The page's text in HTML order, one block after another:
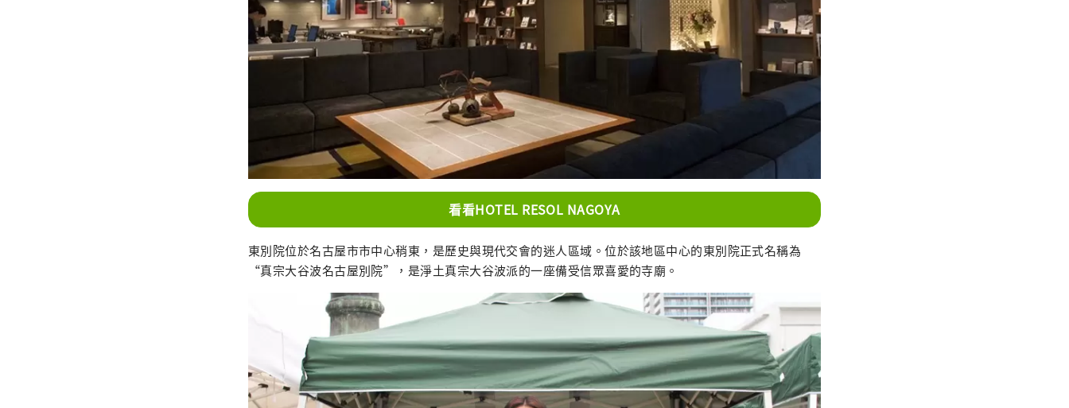
自桃岳的溪流。 春、夏、秋、冬四季景色各有不同，每次來都有新的感受。 蘊含在水中
的人們的情感，以及由此孕育的產業與文化。 岐阜雷索爾飯店重視人與水的關係。 里索
爾酒店的故事與小鎮和人民交織在一起。 請盡情享受。
看看HOTEL RESOL NAGOYA
東別院位於名古屋市市中心稍東，是歷史與現代交會的迷人區域。位於該地區中心的東別院正式名稱為
“真宗大谷波名古屋別院”，是淨土真宗大谷波派的一座備受信眾喜愛的寺廟。